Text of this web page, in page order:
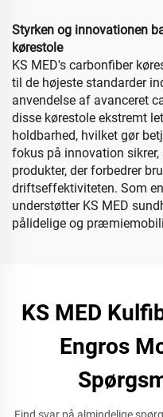
Styrken og innovationen
kørestole
KS MED's carbonfiber
til de højeste standarder
anvendelse af avanceret
disse kørestole ekstremt
holdbarhed, hvilket gør
fokus på innovation
produkter, der forbedrer
driftseffektiviteten. Som
understøtter KS MED
pålidelige og
KS MED
Engros